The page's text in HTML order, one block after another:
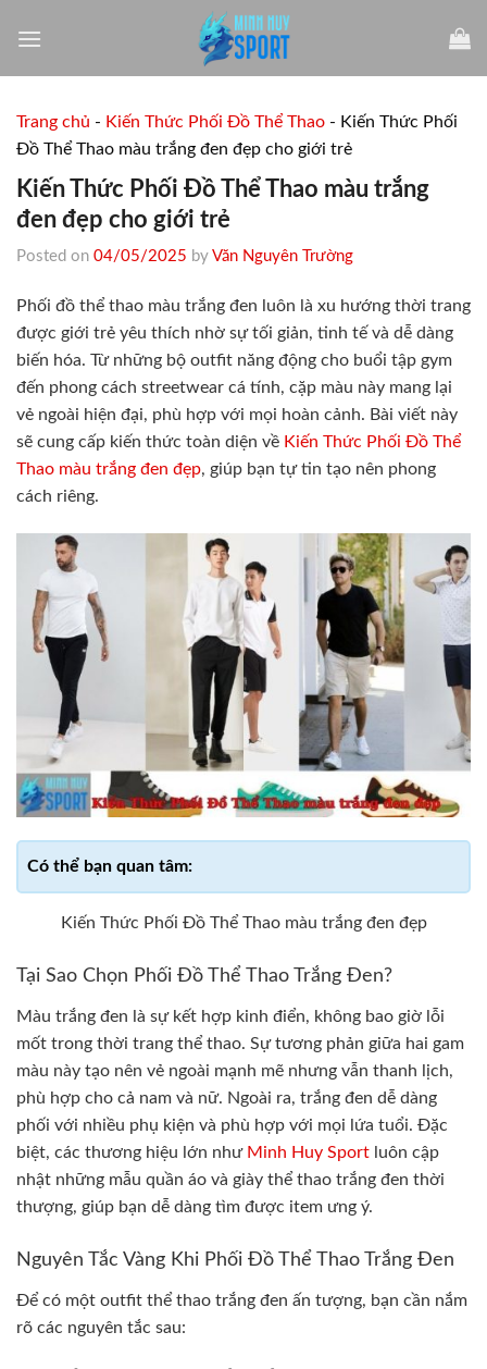
Trang chủ - Kiến Thức Phối Đồ Thể Thao - Kiến Thức Phối
Đồ Thể Thao màu trắng đen đẹp cho giới trẻ
Kiến Thức Phối Đồ Thể Thao màu trắng
đen đẹp cho giới trẻ
Posted on 04/05/2025 by Văn Nguyên Trường
Phối đồ thể thao màu trắng đen luôn là xu hướng thời trang
được giới trẻ yêu thích nhờ sự tối giản, tinh tế và dễ dàng
biến hóa. Từ những bộ outfit năng động cho buổi tập gym
đến phong cách streetwear cá tính, cặp màu này mang lại
vẻ ngoài hiện đại, phù hợp với mọi hoàn cảnh. Bài viết này
sẽ cung cấp kiến thức toàn diện về Kiến Thức Phối Đồ Thể
Thao màu trắng đen đẹp, giúp bạn tự tin tạo nên phong
cách riêng.
Kiến Thức Phối Đồ Thể Thao màu trắng đen đẹp
Tại Sao Chọn Phối Đồ Thể Thao Trắng Đen?
Màu trắng đen là sự kết hợp kinh điển, không bao giờ lỗi
mốt trong thời trang thể thao. Sự tương phản giữa hai gam
màu này tạo nên vẻ ngoài mạnh mẽ nhưng vẫn thanh lịch,
phù hợp cho cả nam và nữ. Ngoài ra, trắng đen dễ dàng
phối với nhiều phụ kiện và phù hợp với mọi lứa tuổi. Đặc
biệt, các thương hiệu lớn như Minh Huy Sport luôn cập
nhật những mẫu quần áo và giày thể thao trắng đen thời
thượng, giúp bạn dễ dàng tìm được item ưng ý.
Nguyên Tắc Vàng Khi Phối Đồ Thể Thao Trắng Đen
Để có một outfit thể thao trắng đen ấn tượng, bạn cần nắm
rõ các nguyên tắc sau: